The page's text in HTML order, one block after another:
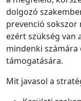
dolgozó
prevenció sokszor
ezért szükség van
mindenki
támogatására.
Mit javasol a